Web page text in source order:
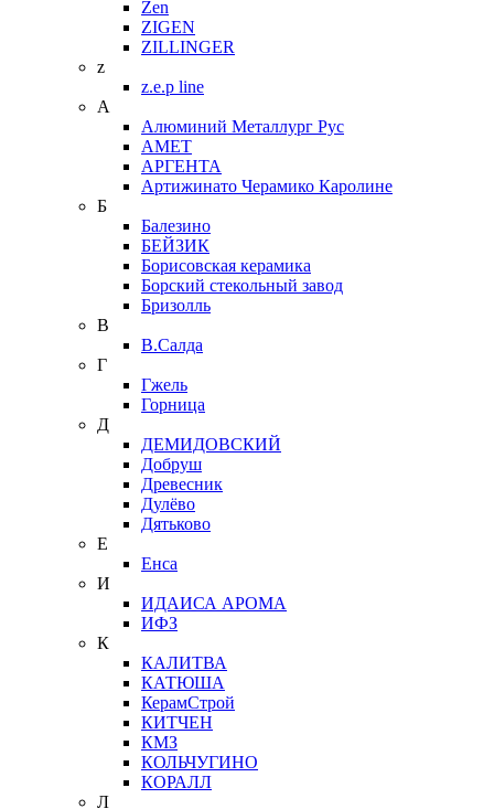
Zen
ZIGEN
ZILLINGER
z
z.e.p line
А
Алюминий Металлург Рус
АМЕТ
АРГЕНТА
Артижинато Черамико Каролине
Б
Балезино
БЕЙЗИК
Борисовская керамика
Борский стекольный завод
Бризолль
В
В.Салда
Г
Гжель
Горница
Д
ДЕМИДОВСКИЙ
Добруш
Древесник
Дулёво
Дятьково
Е
Енса
И
ИДАИСА АРОМА
ИФЗ
К
КАЛИТВА
КАТЮША
КерамСтрой
КИТЧЕН
КМЗ
КОЛЬЧУГИНО
КОРАЛЛ
Л